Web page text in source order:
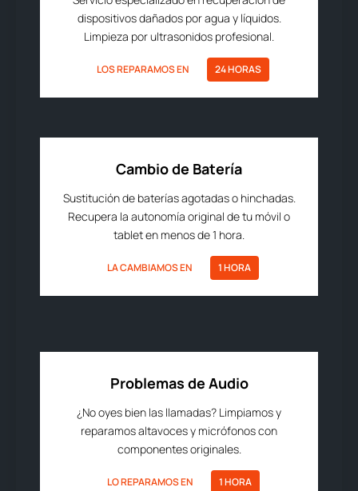
dispositivos dañados por agua y líquidos.
Limpieza por ultrasonidos profesional.
LOS REPARAMOS EN 24 HORAS
Cambio de Batería
Sustitución de baterías agotadas o hinchadas.
Recupera la autonomía original de tu móvil o
tablet en menos de 1 hora.
LA CAMBIAMOS EN 1 HORA
Problemas de Audio
¿No oyes bien las llamadas? Limpiamos y
reparamos altavoces y micrófonos con
componentes originales.
LO REPARAMOS EN 1 HORA